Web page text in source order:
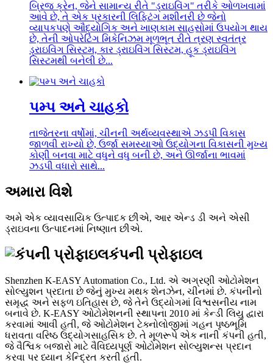
બ્રિજ ક્રેન, જેને સામાન્ય રીતે "ડ્રાઇવિંગ" તરીકે ઓળખવામાં
આવે છે, તે એક પ્રકારની લિફ્ટિંગ મશીનરી છે જેનો
વ્યાપકપણે ઔદ્યોગિક અને ખાણકામ સાહસોમાં ઉપયોગ થાય
છે, તેની ઓપરેટિંગ મિકેનિઝમ મૂળભૂત રીતે ત્રણ સ્વતંત્ર
ડ્રાઇવિંગ સિસ્ટમ, કાર ડ્રાઇવિંગ સિસ્ટમ, હૂક ડ્રાઇવિંગ
સિસ્ટમથી બનેલી છે...
પમ્પ અને ચાહકો
તાજેતરના વર્ષોમાં, ચીનની અર્થવ્યવસ્થાએ ઝડપી વિકાસ
જાળવી રાખ્યો છે, ઉર્જા સમસ્યાઓ ઉદ્યોગના વિકાસની મુખ્ય
કોણી બનવા માટે વધુને વધુ બની છે, અને ઊર્જાના ભાવમાં
ઝડપી વધારો સાથે...
અમારા વિશે
અમે એક વ્યાવસાયિક ઉત્પાદક છીએ, આર એન્ડ ડી અને એસી
ડ્રાઇવના ઉત્પાદનમાં નિષ્ણાત છીએ.
કંપની પ્રોફાઇલ
Shenzhen K-EASY Automation Co., Ltd. એ અગ્રણી ઓટોમેશન
સોલ્યુશન પ્રદાતા છે જેનું મુખ્ય મથક શેનઝેન, ચીનમાં છે. કંપનીનો
સમૃદ્ધ અને સફળ ઇતિહાસ છે, જે તેને ઉદ્યોગમાં વિશ્વસનીય નામ
બનાવે છે. K-EASY ઓટોમેશનની સ્થાપના 2010 માં કેન્ડી લિયુ દ્વારા
કરવામાં આવી હતી, જે ઓટોમેશન ટેક્નોલોજીમાં ગહન પૃષ્ઠભૂમિ
ધરાવતા વરિષ્ઠ ઉદ્યોગસાહસિક છે. તે મૂળરૂપે એક નાની કંપની હતી,
જે વૈશ્વિક બજારો માટે વૈવિધ્યપૂર્ણ ઓટોમેશન સોલ્યુશન્સ પ્રદાન
કરવા પર ધ્યાન કેન્દ્રિત કરતી હતી.